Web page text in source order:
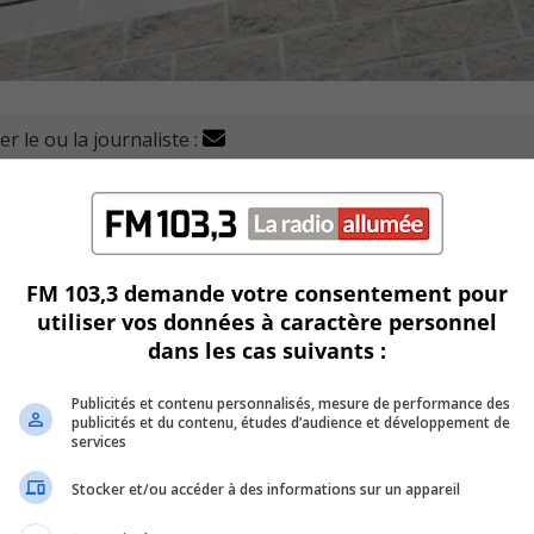
le ou la journaliste :
l’acquisition de Métal BF de Terrebonne.
et emploie plus de 30 experts dans le domaine.
indépendante de Stelpro et maintiendra sa production
devra intégrer les besoins de Stelpro à sa production.
sera élaboré dans les prochaines années.
que cette acquisition s’inscrit dans la stratégie de
FM 103,3 demande votre consentement pour
utiliser vos données à caractère personnel
dans les cas suivants :
Publicités et contenu personnalisés, mesure de performance des
publicités et du contenu, études d’audience et développement de
services
Stocker et/ou accéder à des informations sur un appareil